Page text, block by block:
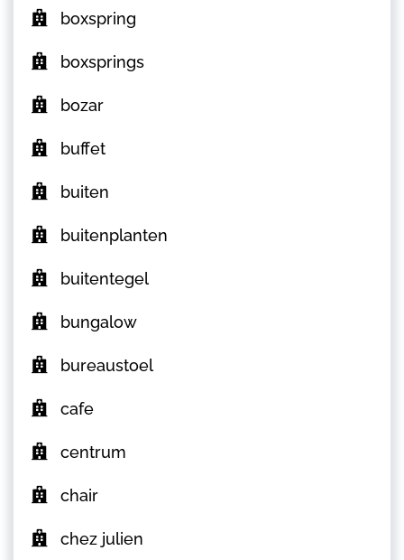
boxspring
boxsprings
bozar
buffet
buiten
buitenplanten
buitentegel
bungalow
bureaustoel
cafe
centrum
chair
chez julien